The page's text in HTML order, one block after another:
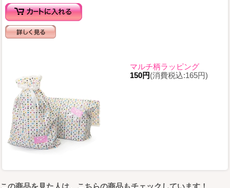
マルチ柄ラッピング
150円(消費税込:165円)